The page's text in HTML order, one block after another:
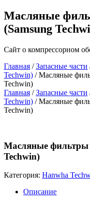
Масляные
(Samsung
Сайт о компрессорном
Главная /Запасные части
Techwin) / Масляные
Techwin)
Главная /Запасные части
Techwin) / Масляные
Techwin)
Масляные фильтры
Techwin)
Категория: Hanwha
Описание